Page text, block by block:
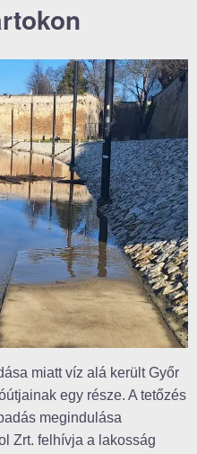
miatt víz alá került Győr
egy része. A tetőzés
megindulása
Zrt. felhívja a lakosság